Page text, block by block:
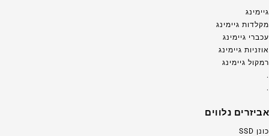
גיימינג
מקלדות גיימינג
עכברי גיימינג
אוזניות גיימינג
רמקול גיימינג
.
.
אביזרים נלווים
כונן SSD